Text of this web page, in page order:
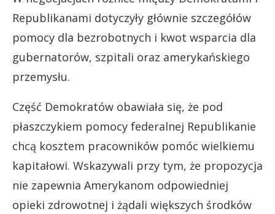
Republikanami dotyczyły głównie szczegółów
pomocy dla bezrobotnych i kwot wsparcia dla
gubernatorów, szpitali oraz amerykańskiego
przemysłu.
Część Demokratów obawiała się, że pod
płaszczykiem pomocy federalnej Republikanie
chcą kosztem pracowników pomóc wielkiemu
kapitałowi. Wskazywali przy tym, że propozycja
nie zapewnia Amerykanom odpowiedniej
opieki zdrowotnej i żądali większych środków